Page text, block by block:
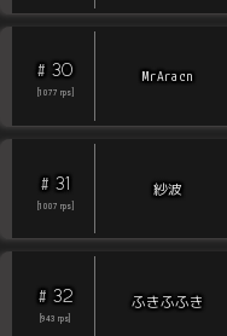
# 30
1077 rps
MrAracn
# 31
1007 rps
紗波
# 32
[943 rps
ふきふふき